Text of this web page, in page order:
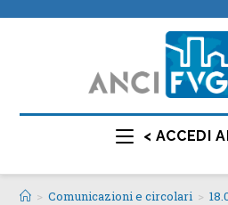
< ACCEDI
> Comunicazioni e circolari >